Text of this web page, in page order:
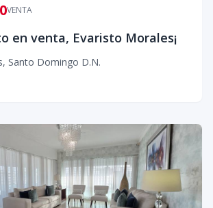
VENTA
en venta, Evaristo Morales¡
, Santo Domingo D.N.